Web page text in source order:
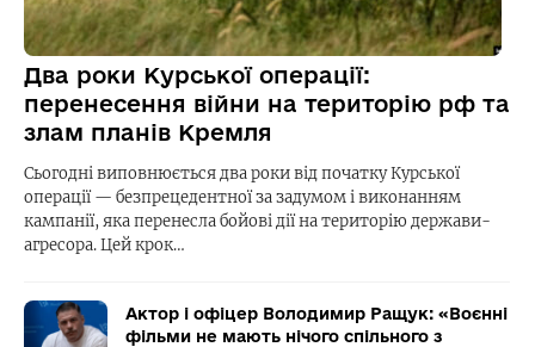
Два роки Курської операції:
перенесення війни на територію рф та
злам планів Кремля
Сьогодні виповнюється два роки від початку Курської
операції — безпрецедентної за задумом і виконанням
кампанії, яка перенесла бойові дії на територію держави-
агресора. Цей крок…
Актор і офіцер Володимир Ращук: «Воєнні
фільми не мають нічого спільного з